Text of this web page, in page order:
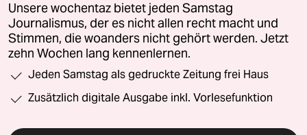
Unsere wochentaz bietet jeden Samstag
Journalismus, der es nicht allen recht macht und
Stimmen, die woanders nicht gehört werden. Jetzt
zehn Wochen lang kennenlernen.
Jeden Samstag als gedruckte Zeitung frei Haus
Zusätzlich digitale Ausgabe inkl. Vorlesefunktion